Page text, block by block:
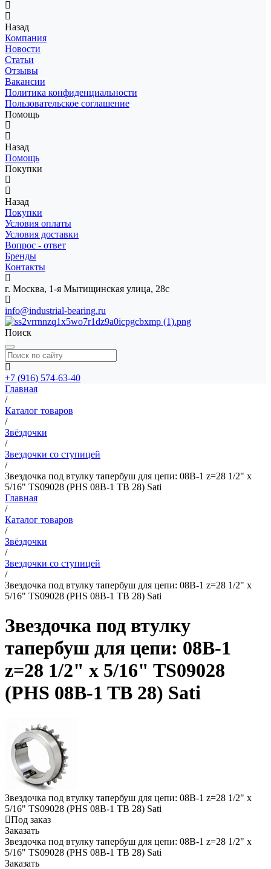
Назад
Компания
Новости
Статьи
Отзывы
Вакансии
Политика конфиденциальности
Пользовательское соглашение
Помощь
Назад
Помощь
Покупки
Назад
Покупки
Условия оплаты
Условия доставки
Вопрос - ответ
Бренды
Контакты
г. Москва, 1-я Мытищинская улица, 28с
info@industrial-bearing.ru
Поиск
+7 (916) 574-63-40
Главная
/
Каталог товаров
/
Звёздочки
/
Звездочки со ступицей
/
Звездочка под втулку тапербуш для цепи: 08B-1 z=28 1/2" x
5/16" TS09028 (PHS 08B-1 TB 28) Sati
Главная
/
Каталог товаров
/
Звёздочки
/
Звездочки со ступицей
/
Звездочка под втулку тапербуш для цепи: 08B-1 z=28 1/2" x
5/16" TS09028 (PHS 08B-1 TB 28) Sati
Звездочка под втулку
тапербуш для цепи: 08B-1
z=28 1/2" x 5/16" TS09028
(PHS 08B-1 TB 28) Sati
Звездочка под втулку тапербуш для цепи: 08B-1 z=28 1/2" x
5/16" TS09028 (PHS 08B-1 TB 28) Sati
Под заказ
Заказать
Звездочка под втулку тапербуш для цепи: 08B-1 z=28 1/2" x
5/16" TS09028 (PHS 08B-1 TB 28) Sati
Заказать